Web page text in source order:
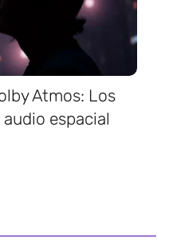
Atmos: Los
espacial